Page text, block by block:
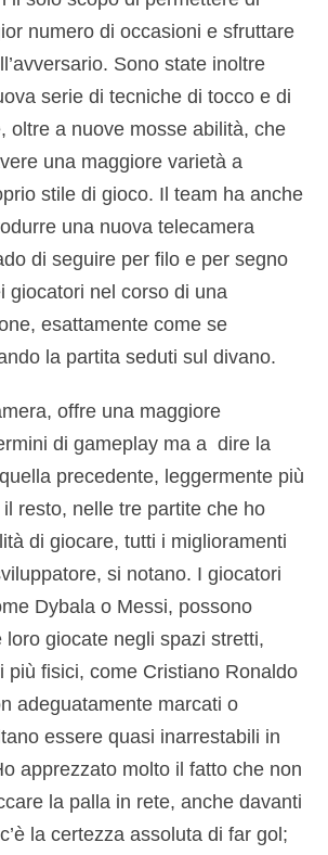
numero di occasioni e sfruttare
Sono state inoltre
serie di tecniche di tocco e di
oltre a nuove mosse abilità, che
una maggiore varietà a
stile di gioco. Il team ha anche
una nuova telecamera
di seguire per filo e per segno
giocatori nel corso di una
esattamente come se
la partita seduti sul divano.
offre una maggiore
di gameplay ma a dire la
precedente, leggermente più
resto, nelle tre partite che ho
di giocare, tutti i miglioramenti
si notano. I giocatori
Dybala o Messi, possono
loro giocate negli spazi stretti,
più fisici, come Cristiano Ronaldo
adeguatamente marcati o
essere quasi inarrestabili in
apprezzato molto il fatto che non
la palla in rete, anche davanti
la certezza assoluta di far gol;